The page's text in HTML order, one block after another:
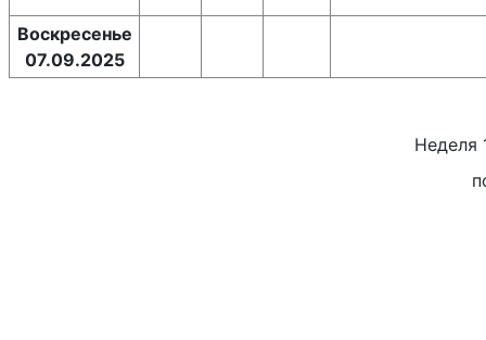
Воскресенье
07.09.2025
Неделя